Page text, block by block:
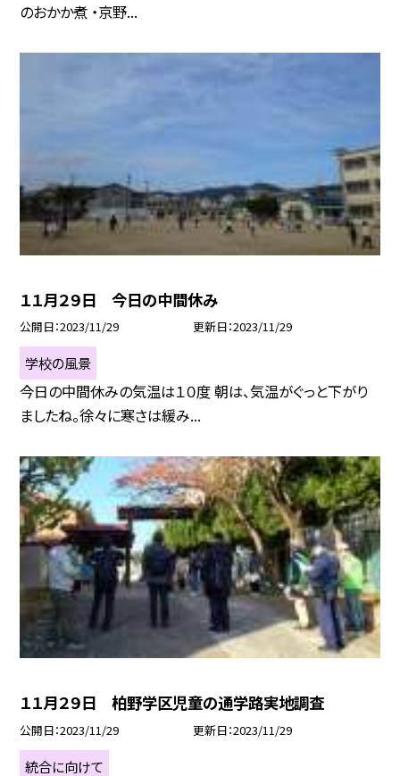
のおかか煮 ・京野...
１１月２９日 今日の中間休み
公開日 2023/11/29 更新日 2023/11/29
学校の風景
今日の中間休みの気温は１０度 朝は、気温がぐっと下がり
ましたね。徐々に寒さは緩み...
１１月２９日 柏野学区児童の通学路実地調査
公開日 2023/11/29 更新日 2023/11/29
統合に向けて